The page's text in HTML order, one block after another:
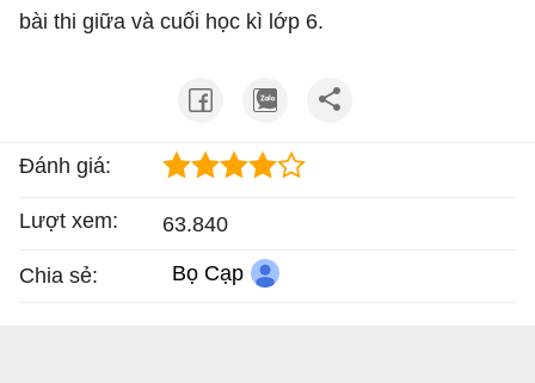
bài thi giữa và cuối học kì lớp 6.
Đánh giá:
Lượt xem: 63.840
Chia sẻ: Bọ Cạp